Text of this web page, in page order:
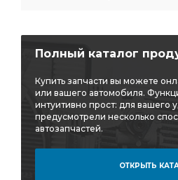
Полный каталог
Купить запчасти вы можете
или вашего автомобиля.
интуитивно прост: для вашего
предусмотрели несколько
автозапчастей.
ОТКРЫТЬ